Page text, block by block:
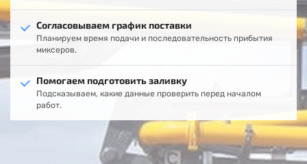
Согласовываем график поставки
Планируем время подачи и последовательность прибытия
миксеров.
Помогаем подготовить заливку
Подсказываем, какие данные проверить перед началом
работ.